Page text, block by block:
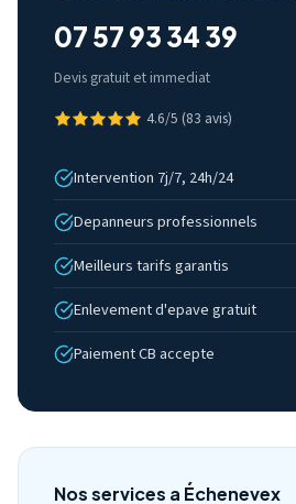
07 57 93 34 39
Devis gratuit et immediat
4.6/5 (83 avis)
Intervention 7j/7, 24h/24
Depanneurs professionnels
Meilleurs tarifs garantis
Enlevement d'epave gratuit
Paiement CB accepte
Nos services a Échenevex